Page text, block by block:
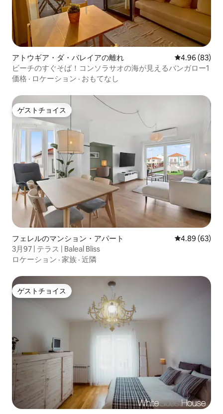
アトウギア・ダ・バレイアの離れ レビュー83
4.96 (83)
ビーチのすぐそば！コンソラサオの海が見えるバンガロー1
価格 · ロケーション · おもてなし
ゲストチョイス
ゲストチョイス
フェレルのマンション・アパート レビュー63
4.89 (63)
3月97 | テラス | Baleal Bliss
ロケーション · 家族 · 近隣
ゲストチョイス
ゲストチョイス